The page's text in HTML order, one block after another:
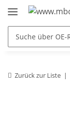
Zurück zur Liste